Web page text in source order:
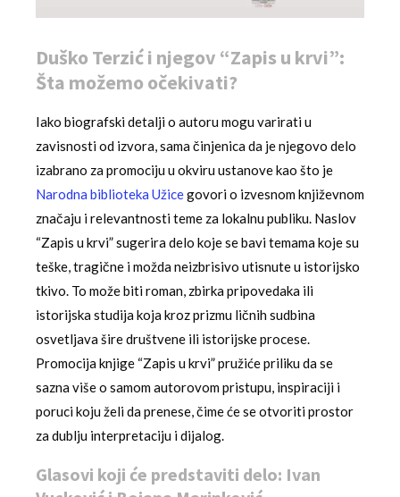
Duško Terzić i njegov “Zapis u krvi”:
Šta možemo očekivati?
Iako biografski detalji o autoru mogu varirati u
zavisnosti od izvora, sama činjenica da je njegovo delo
izabrano za promociju u okviru ustanove kao što je
Narodna biblioteka Užicegovori o izvesnom književnom
značaju i relevantnosti teme za lokalnu publiku. Naslov
“Zapis u krvi” sugerira delo koje se bavi temama koje su
teške, tragične i možda neizbrisivo utisnute u istorijsko
tkivo. To može biti roman, zbirka pripovedaka ili
istorijska studija koja kroz prizmu ličnih sudbina
osvetljava šire društvene ili istorijske procese.
Promocija knjige “Zapis u krvi” pružiće priliku da se
sazna više o samom autorovom pristupu, inspiraciji i
poruci koju želi da prenese, čime će se otvoriti prostor
za dublju interpretaciju i dijalog.
Glasovi koji će predstaviti delo: Ivan